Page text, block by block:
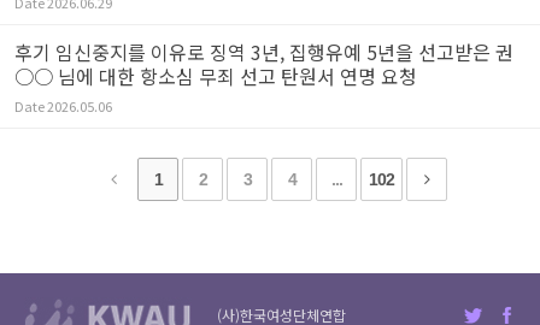
후기 임신중지를 이유로 징역 3년, 집행유예 5년을 선고받은 권
○○ 님에 대한 항소심 무죄 선고 탄원서 연명 요청
Date2026.05.06
1 2 3 4 ... 102
(사)한국여성단체연합